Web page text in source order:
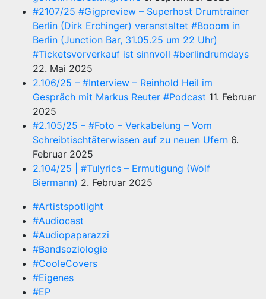
#2107/25 #Gigpreview – Superhost Drumtrainer
Berlin (Dirk Erchinger) veranstaltet #Booom in
Berlin (Junction Bar, 31.05.25 um 22 Uhr)
#Ticketsvorverkauf ist sinnvoll #berlindrumdays
22. Mai 2025
2.106/25 – #Interview – Reinhold Heil im
Gespräch mit Markus Reuter #Podcast 11. Februar
2025
#2.105/25 – #Foto – Verkabelung – Vom
Schreibtischtäterwissen auf zu neuen Ufern 6.
Februar 2025
2.104/25 | #Tulyrics – Ermutigung (Wolf
Biermann) 2. Februar 2025
#Artistspotlight
#Audiocast
#Audiopaparazzi
#Bandsoziologie
#CooleCovers
#Eigenes
#EP